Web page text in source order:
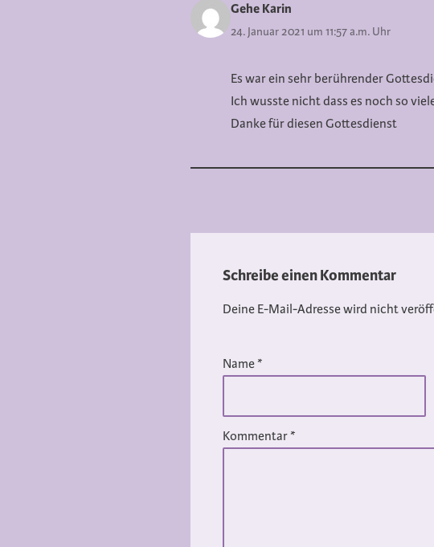
Gehe Karin
24. Januar 2021 um 11:57 a.m. Uhr
Es war ein sehr berührender
Ich wusste nicht dass es noch so
Danke für diesen Gottesdienst
Schreibe einen Kommentar
Deine E-Mail-Adresse wird nicht
Name *
Kommentar *